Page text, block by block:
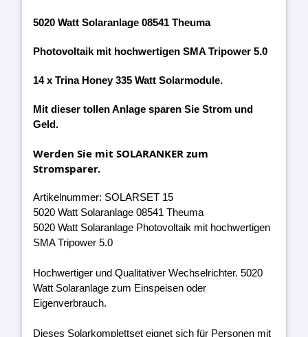
5020 Watt Solaranlage 08541 Theuma
Photovoltaik mit hochwertigen SMA Tripower 5.0
14 x Trina Honey 335 Watt Solarmodule.
Mit dieser tollen Anlage sparen Sie Strom und
Geld.
Werden Sie mit SOLARANKER zum
Stromsparer.
Artikelnummer: SOLARSET 15
5020 Watt Solaranlage 08541 Theuma
5020 Watt Solaranlage Photovoltaik mit hochwertigen
SMA Tripower 5.0
Hochwertiger und Qualitativer Wechselrichter. 5020
Watt Solaranlage zum Einspeisen oder
Eigenverbrauch.
Dieses Solarkomplettset eignet sich für Personen mit